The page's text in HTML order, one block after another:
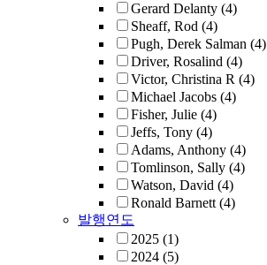
Gerard Delanty (4)
Sheaff, Rod (4)
Pugh, Derek Salman (4)
Driver, Rosalind (4)
Victor, Christina R (4)
Michael Jacobs (4)
Fisher, Julie (4)
Jeffs, Tony (4)
Adams, Anthony (4)
Tomlinson, Sally (4)
Watson, David (4)
Ronald Barnett (4)
발행연도
2025 (1)
2024 (5)